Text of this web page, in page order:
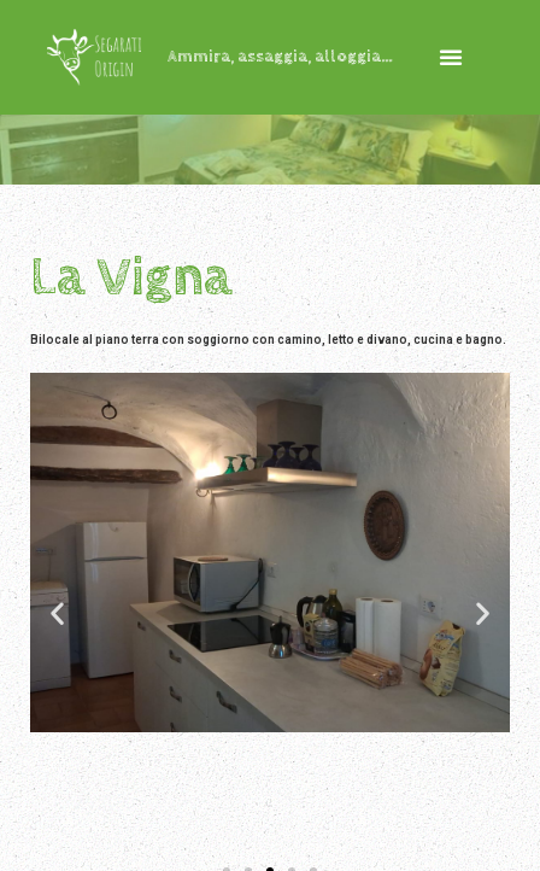
Ammira, assaggia, alloggia...
La Vigna
Bilocale al piano terra con soggiorno con camino, letto e divano, cucina e bagno.